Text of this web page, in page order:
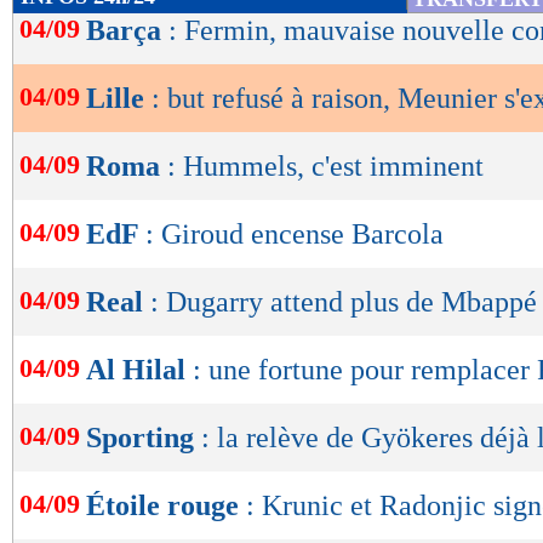
de
OK
04/09 Barça : Fermin, mauvaise nouvelle
04/09 Lille : but refusé à raison, Meunier
04/09 Roma : Hummels, c'est imminent
04/09 EdF : Giroud encense Barcola
04/09 Real : Dugarry attend plus de Mbappé
04/09 Al Hilal : une fortune pour remplacer
04/09 Sporting : la relève de Gyökeres
04/09 Étoile rouge : Krunic et Radonjic